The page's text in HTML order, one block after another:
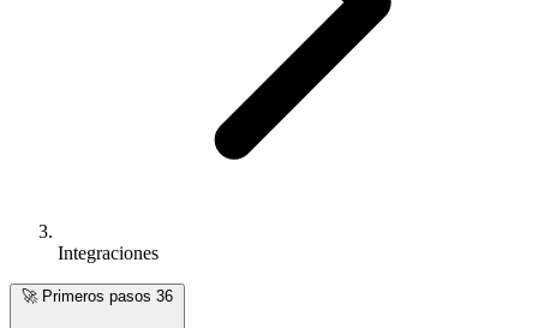
Integraciones
🚀 Primeros pasos 36